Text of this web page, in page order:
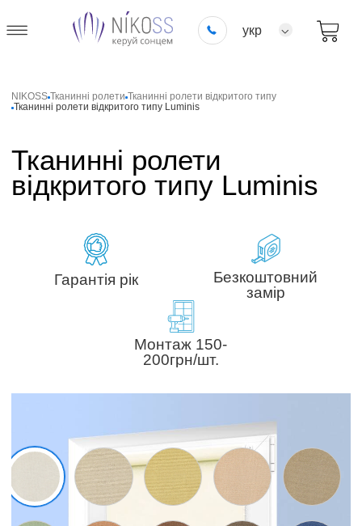
укр
NIKOSS Тканинні ролети Тканинні ролети відкритого типу
Тканинні ролети відкритого типу Luminis
Тканинні ролети
відкритого типу Luminis
Гарантія рік
Безкоштовний
замір
Монтаж 150-
200грн/шт.